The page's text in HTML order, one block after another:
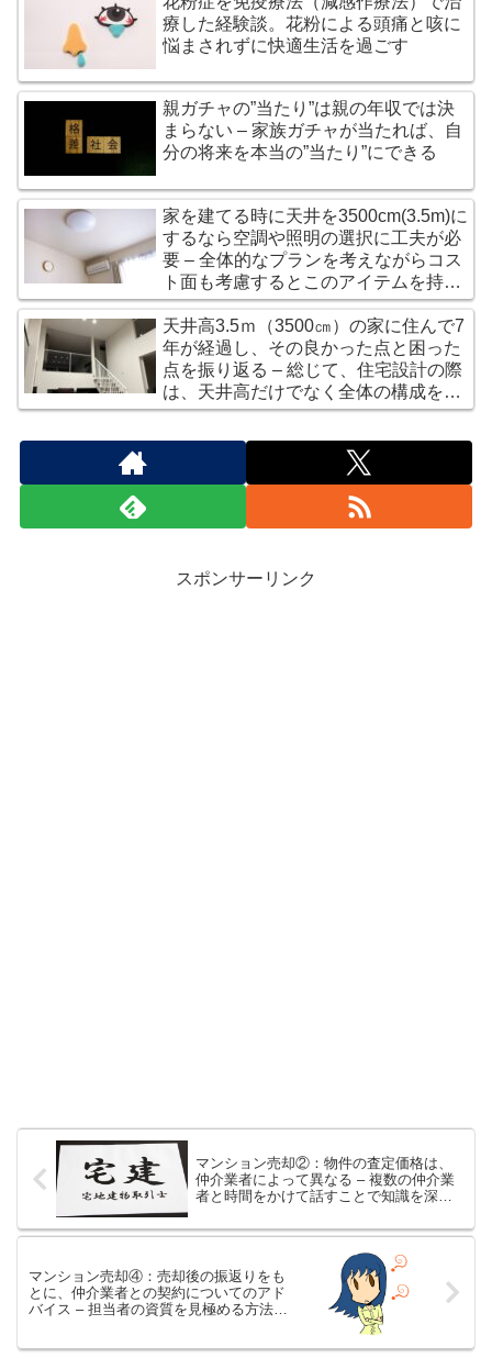
療した経験談。花粉による頭痛と咳に
悩まされずに快適生活を過ごす
親ガチャの”当たり”は親の年収では決
まらない – 家族ガチャが当たれば、自
分の将来を本当の”当たり”にできる
家を建てる時に天井を3500cm(3.5m)に
するなら空調や照明の選択に工夫が必
要 – 全体的なプランを考えながらコス
ト面も考慮するとこのアイテムを持つ
ことが必須要件かも？
天井高3.5ｍ（3500㎝）の家に住んで7
年が経過し、その良かった点と困った
点を振り返る – 総じて、住宅設計の際
は、天井高だけでなく全体の構成を考
慮することが重要
スポンサーリンク
マンション売却②：物件の査定価格は、
仲介業者によって異なる – 複数の仲介業
者と時間をかけて話すことで知識を深め
高まります
マンション売却④：売却後の振返りをも
とに、仲介業者との契約についてのアド
バイス – 担当者の資質を見極める方法や